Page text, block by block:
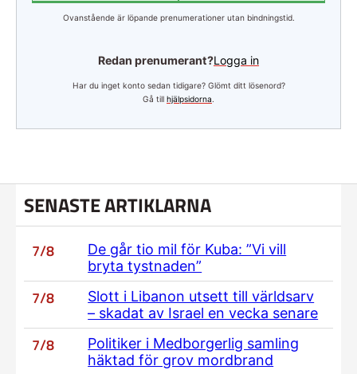
Ovanstående är löpande prenumerationer utan bindningstid.
Redan prenumerant?Logga in
Har du inget konto sedan tidigare? Glömt ditt lösenord?
Gå till hjälpsidorna.
SENASTE ARTIKLARNA
7/8
De går tio mil för Kuba: ”Vi vill
bryta tystnaden”
7/8
Slott i Libanon utsett till världsarv
– skadat av Israel en vecka senare
7/8
Politiker i Medborgerlig samling
häktad för grov mordbrand